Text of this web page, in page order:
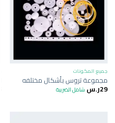
جميع المكونات
مجموعة تروس بأشكال مختلفه
29ر.س شامل الضريبة